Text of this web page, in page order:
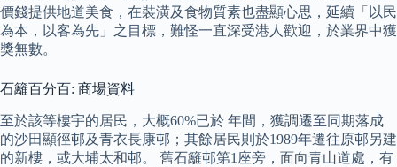
價錢提供地道美食，在裝潢及食物質素也盡顯心思，延續「以民
為本，以客為先」之目標，難怪一直深受港人歡迎，於業界中獲
獎無數。
石籬百分百: 商場資料
至於該等樓宇的居民，大概60%已於 年間，獲調遷至同期落成
的沙田顯徑邨及青衣長康邨；其餘居民則於1989年遷往原邨另建
的新樓，或大埔太和邨。 舊石籬邨第1座旁，面向青山道處，有